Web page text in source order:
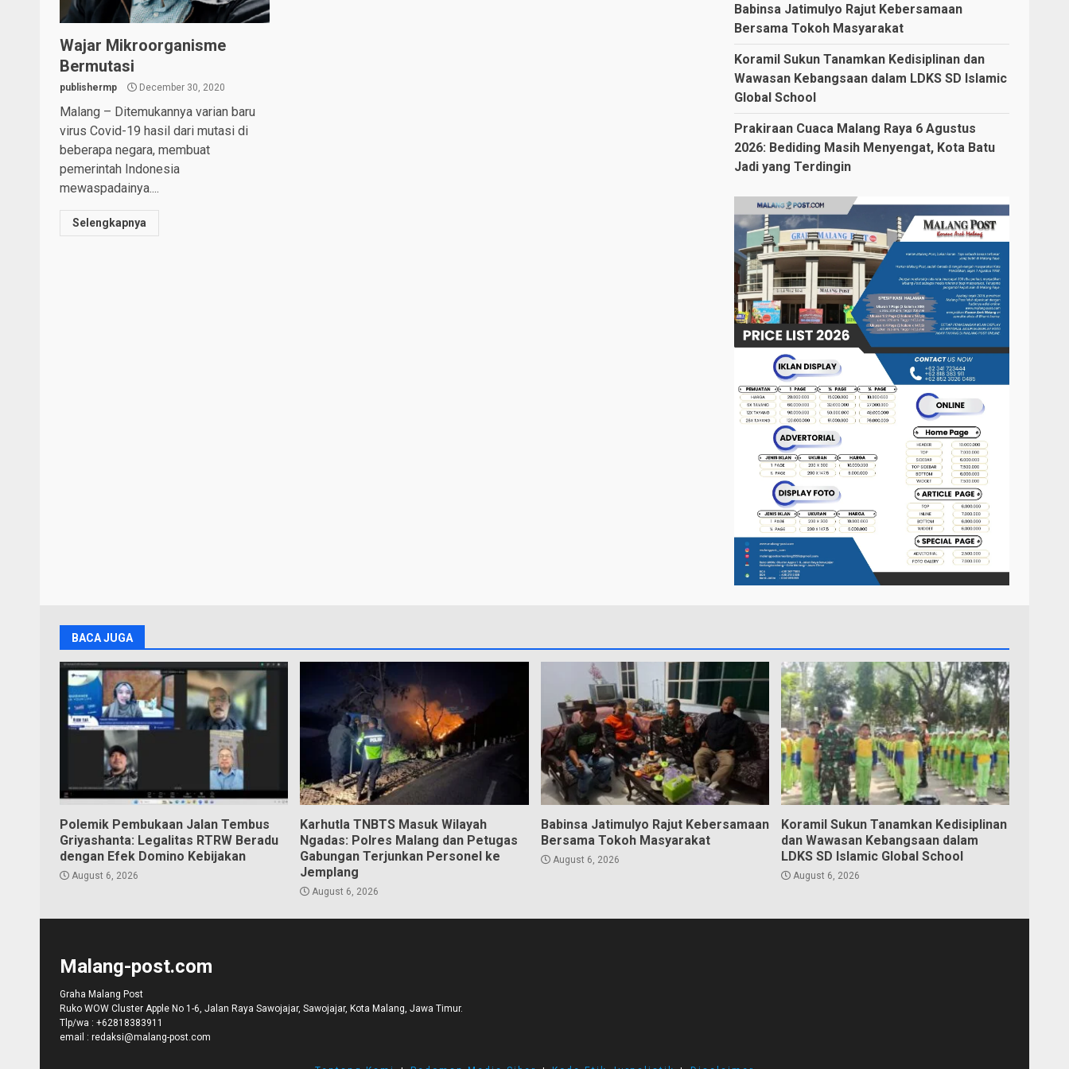
Wajar Mikroorganisme
Bermutasi
publishermp December 30, 2020
Malang – Ditemukannya varian baru
virus Covid-19 hasil dari mutasi di
beberapa negara, membuat
pemerintah Indonesia
mewaspadainya....
Selengkapnya
Babinsa Jatimulyo Rajut Kebersamaan
Bersama Tokoh Masyarakat
Koramil Sukun Tanamkan Kedisiplinan dan
Wawasan Kebangsaan dalam LDKS SD Islamic
Global School
Prakiraan Cuaca Malang Raya 6 Agustus
2026: Bediding Masih Menyengat, Kota Batu
Jadi yang Terdingin
BACA JUGA
Polemik Pembukaan Jalan Tembus
Griyashanta: Legalitas RTRW Beradu
dengan Efek Domino Kebijakan
August 6, 2026
Karhutla TNBTS Masuk Wilayah
Ngadas: Polres Malang dan Petugas
Gabungan Terjunkan Personel ke
Jemplang
August 6, 2026
Babinsa Jatimulyo Rajut Kebersamaan
Bersama Tokoh Masyarakat
August 6, 2026
Koramil Sukun Tanamkan Kedisiplinan
dan Wawasan Kebangsaan dalam
LDKS SD Islamic Global School
August 6, 2026
Malang-post.com
Graha Malang Post
Ruko WOW Cluster Apple No 1-6, Jalan Raya Sawojajar, Sawojajar, Kota Malang, Jawa Timur.
Tlp/wa : +62818383911
email : redaksi@malang-post.com